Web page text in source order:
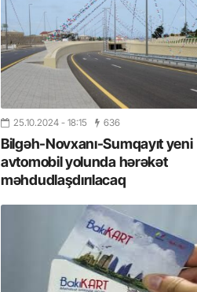
25.10.2024 - 18:15 636
Bilgəh-Novxanı-Sumqayıt yeni
avtomobil yolunda hərəkət
məhdudlaşdırılacaq